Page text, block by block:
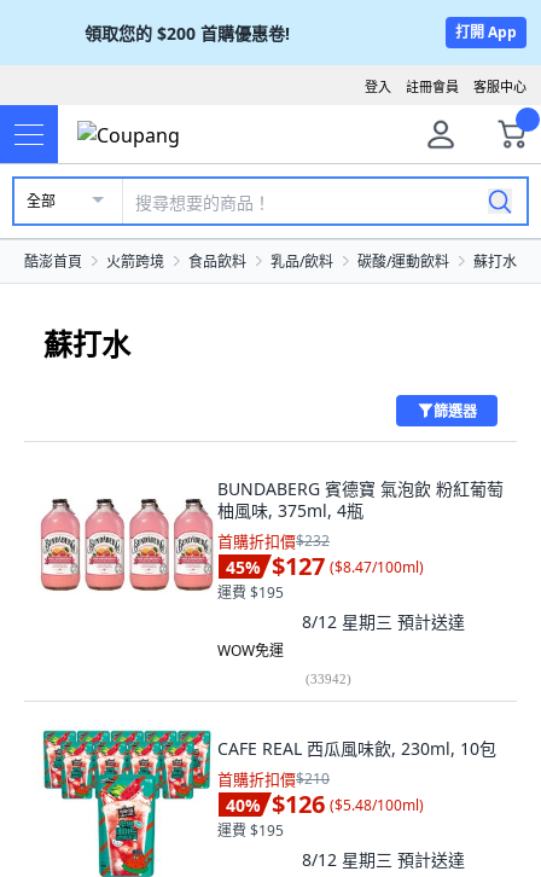
領取您的 $200 首購優惠卷! 打開 App
客服中心
註冊會員
登入
全部
酷澎首頁 火箭跨境 食品飲料 乳品/飲料 碳酸/運動飲料 蘇打水
蘇打水
篩選器
BUNDABERG 賓德寶 氣泡飲 粉紅葡萄
柚風味, 375ml, 4瓶
首購折扣價$232
45% $127 ($8.47/100ml)
運費 $195
8/12 星期三 預計送達
WOW免運
(33942)
CAFE REAL 西瓜風味飲, 230ml, 10包
首購折扣價$210
40% $126 ($5.48/100ml)
運費 $195
8/12 星期三 預計送達